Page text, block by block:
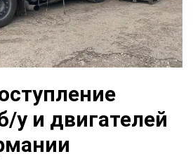
у и двигателей